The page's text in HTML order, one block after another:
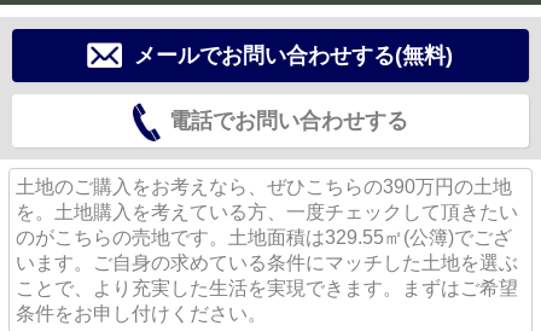
メールでお問い合わせする(無料)
電話でお問い合わせする
土地のご購入をお考えなら、ぜひこちらの390万円の土地
を。土地購入を考えている方、一度チェックして頂きたい
のがこちらの売地です。土地面積は329.55㎡(公簿)でござ
います。ご自身の求めている条件にマッチした土地を選ぶ
ことで、より充実した生活を実現できます。まずはご希望
条件をお申し付けください。